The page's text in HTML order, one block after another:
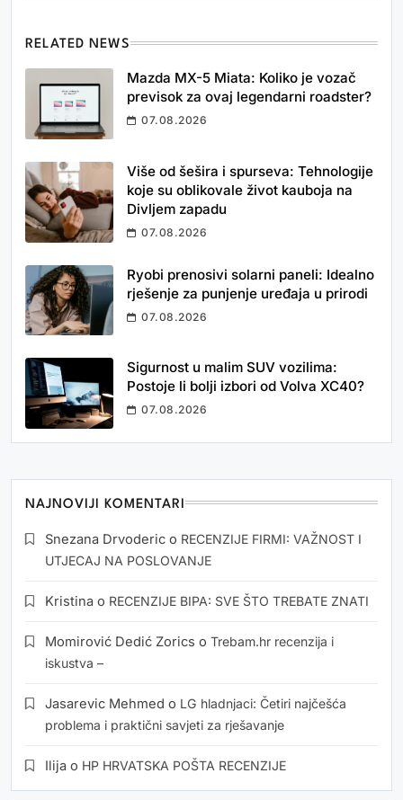
RELATED NEWS
Mazda MX-5 Miata: Koliko je vozač
previsok za ovaj legendarni roadster?
07.08.2026
Više od šešira i spurseva: Tehnologije
koje su oblikovale život kauboja na
Divljem zapadu
07.08.2026
Ryobi prenosivi solarni paneli: Idealno
rješenje za punjenje uređaja u prirodi
07.08.2026
Sigurnost u malim SUV vozilima:
Postoje li bolji izbori od Volva XC40?
07.08.2026
NAJNOVIJI KOMENTARI
Snezana Drvoderic o RECENZIJE FIRMI: VAŽNOST I
UTJECAJ NA POSLOVANJE
Kristina o RECENZIJE BIPA: SVE ŠTO TREBATE ZNATI
Momirović Dedić Zorics o Trebam.hr recenzija i
iskustva –
Jasarevic Mehmed o LG hladnjaci: Četiri najčešća
problema i praktični savjeti za rješavanje
Ilija o HP HRVATSKA POŠTA RECENZIJE